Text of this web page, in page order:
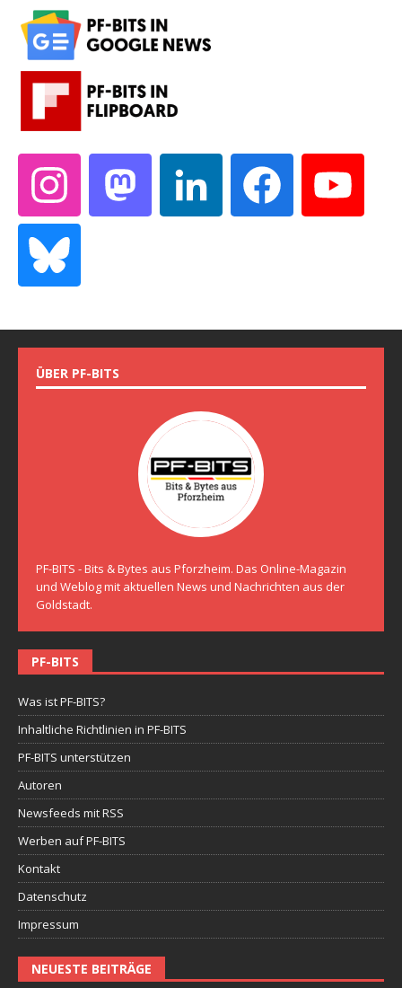
ÜBER PF-BITS
PF-BITS - Bits & Bytes aus Pforzheim. Das Online-Magazin
und Weblog mit aktuellen News und Nachrichten aus der
Goldstadt.
PF-BITS
Was ist PF-BITS?
Inhaltliche Richtlinien in PF-BITS
PF-BITS unterstützen
Autoren
Newsfeeds mit RSS
Werben auf PF-BITS
Kontakt
Datenschutz
Impressum
NEUESTE BEITRÄGE